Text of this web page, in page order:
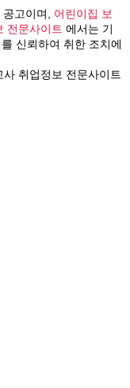
고이며, 어린이집 보
전문사이트 에서는 기
신뢰하여 취한 조치에
사 취업정보 전문사이트